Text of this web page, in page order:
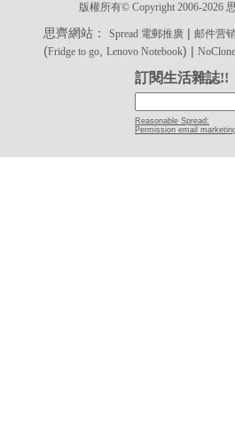
版權所有© Copyright 2006-2026
思齊網站：Spread 電郵推廣 |邮件营
(Fridge to go ,Lenovo Notebook) |